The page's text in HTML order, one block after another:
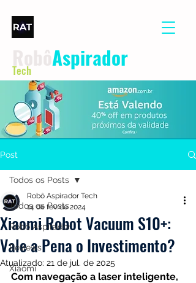
Aspirador
Tech
Post
Todos os Posts
Robô Aspirador
Reviews
Xiaomi
Todos os Posts
Xiaomi Robot Vacuum S10+:
Vale a Pena o Investimento?
Robô Aspirador Tech
14 de fev. de 2024
Atualizado: 21 de jul. de 2025
Com navegação a laser inteligente,